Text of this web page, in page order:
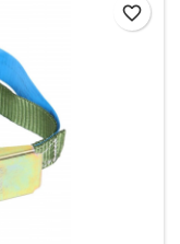
favorite_border